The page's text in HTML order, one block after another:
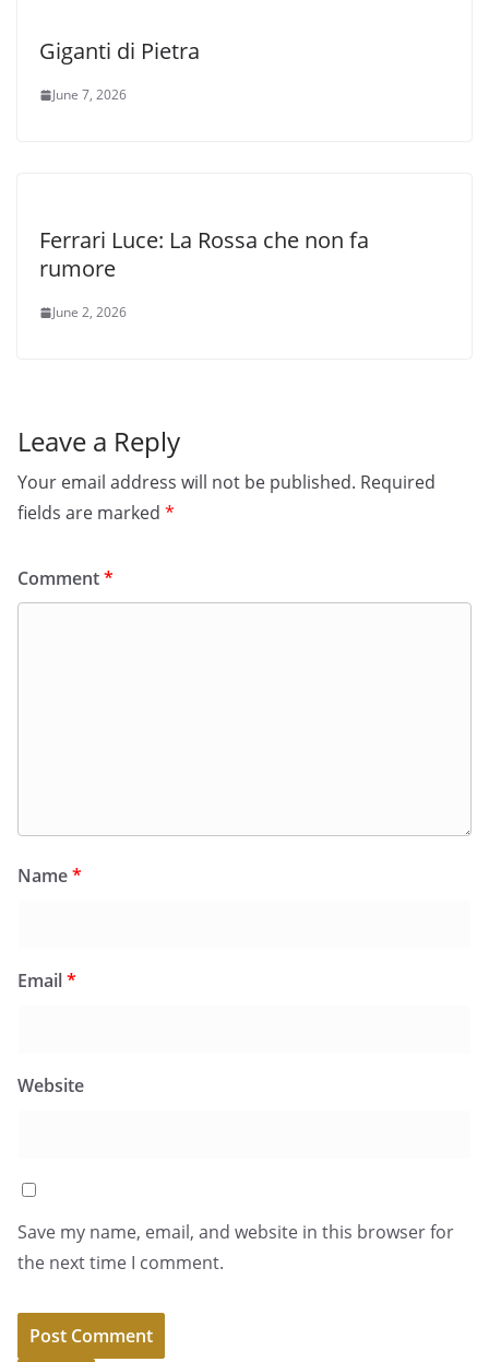
Giganti di Pietra
June 7, 2026
Ferrari Luce: La Rossa che non fa
rumore
June 2, 2026
Leave a Reply
Your email address will not be published. Required
fields are marked *
Comment*
Name*
Email*
Website
Save my name, email, and website in this browser for
the next time I comment.